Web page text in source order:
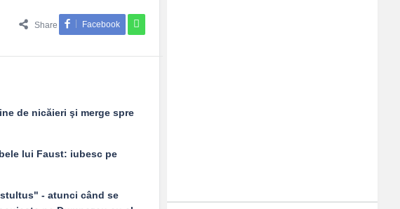
Share Facebook
de nicăieri şi merge spre
lui Faust: iubesc pe
- atunci când se